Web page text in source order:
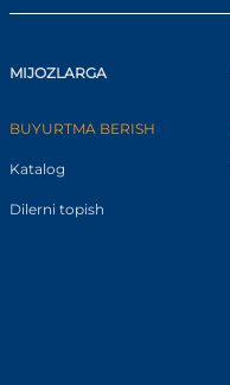
MIJOZLARGA
BUYURTMA BERISH
Katalog
Dilerni topish